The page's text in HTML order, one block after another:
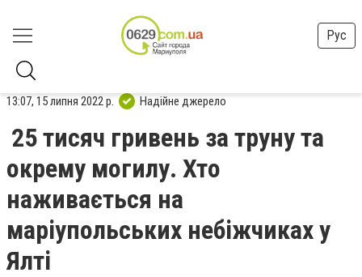
Рус
13:07, 15 липня 2022 р. Надійне джерело
25 тисяч гривень за труну та
окрему могилу. Хто
наживається на
маріупольських небіжчиках у
Ялті